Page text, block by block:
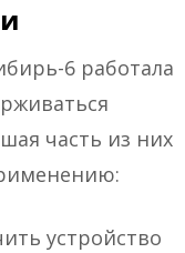
6 работала
часть из них
устройство